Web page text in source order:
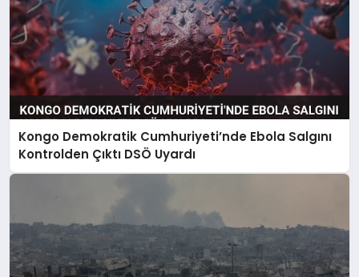
Kongo Demokratik Cumhuriyeti’nde Ebola Salgını
Kontrolden Çıktı DSÖ Uyardı